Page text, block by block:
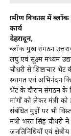
ग्रामीण विकास में
कार्य
देहरादून,
ब्लॉक प्रमुख संगठन
लघु एवं सूक्ष्म मध्यम
चौधरी से शिष्टाचार भेंट
स्वागत एवं अभिनंदन
भेंट के दौरान संगठन के
मांगों को लेकर मंत्री को
संबंधित मुद्दों पर भी
मंत्री भरत सिंह चौधरी
जनप्रतिनिधियों एवं